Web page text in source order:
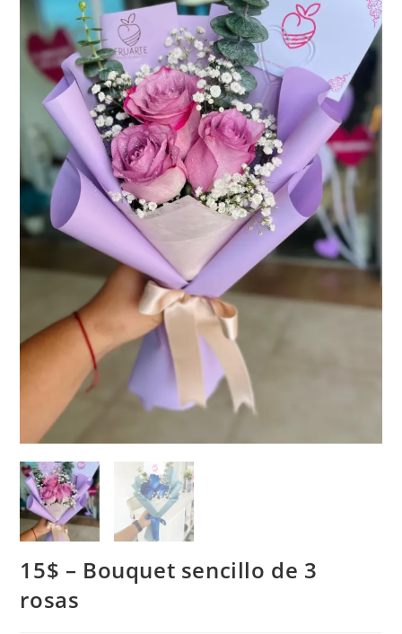
15$ – Bouquet sencillo de 3
rosas